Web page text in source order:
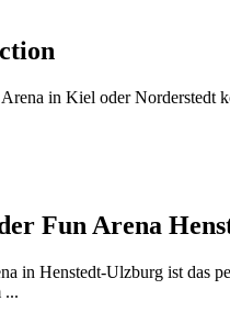
in Kiel oder
Fun Arena
in Henstedt-Ulzburg ist das
...